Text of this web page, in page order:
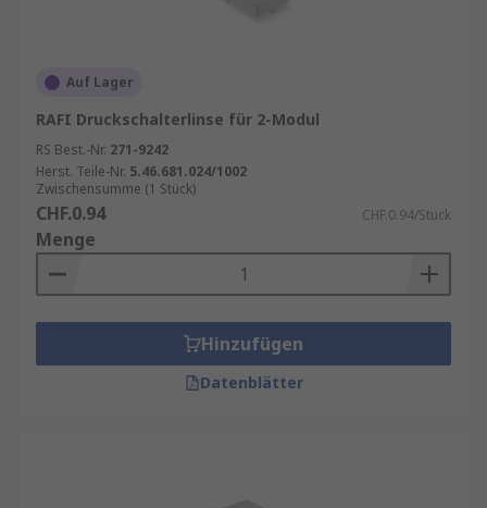
Auf Lager
RAFI Druckschalterlinse für 2-Modul
RS Best.-Nr. 271-9242
Herst. Teile-Nr. 5.46.681.024/1002
Zwischensumme (1 Stück)
CHF.0.94 CHF.0.94/Stück
Menge
Hinzufügen
Datenblätter